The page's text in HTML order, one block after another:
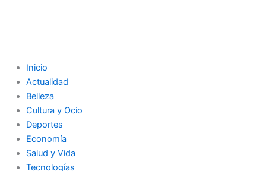
Inicio
Actualidad
Belleza
Cultura y Ocio
Deportes
Economía
Salud y Vida
Tecnologías